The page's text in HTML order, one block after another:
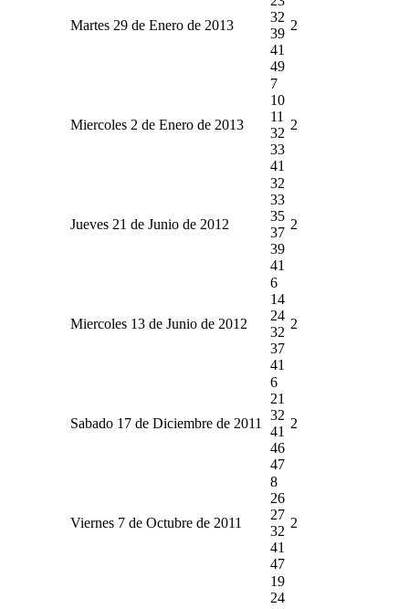
Martes 29 de Enero de 2013
32
39
41
49
2
Miercoles 2 de Enero de 2013
7
10
11
32
33
41
2
Jueves 21 de Junio de 2012
32
33
35
37
39
41
2
Miercoles 13 de Junio de 2012
6
14
24
32
37
41
2
Sabado 17 de Diciembre de 2011
6
21
32
41
46
47
2
Viernes 7 de Octubre de 2011
8
26
27
32
41
47
2
19
24